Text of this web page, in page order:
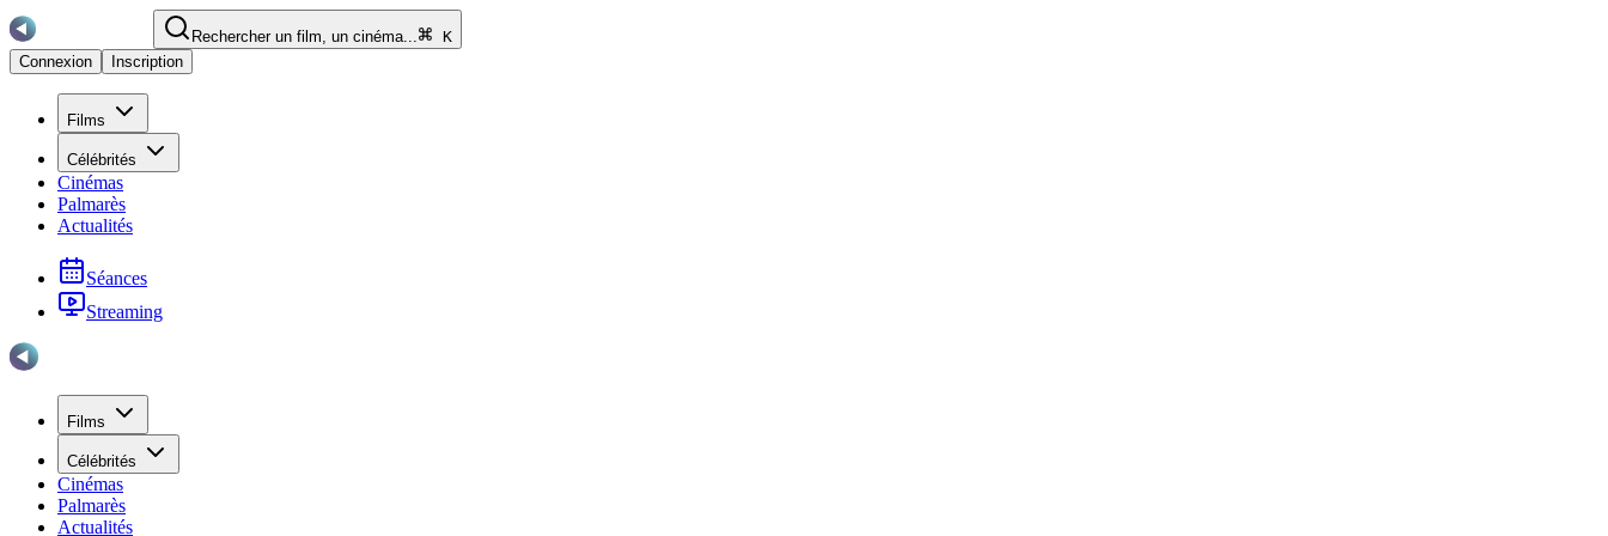
Rechercher un film, un cinéma...
K
Connexion
Inscription
Films
Célébrités
Cinémas
Palmarès
Actualités
Séances
Streaming
Films
Célébrités
Cinémas
Palmarès
Actualités